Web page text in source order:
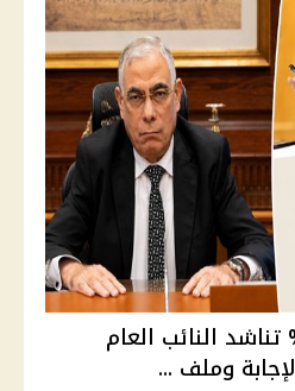
ريم طالبة الـ4% تناشد النائب العام
وملف ...